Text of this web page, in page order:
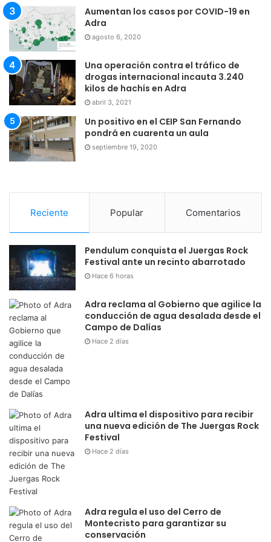
Aumentan los casos por COVID-19 en
Adra
agosto 6, 2020
Una operación contra el tráfico de
drogas internacional incauta 3.240
kilos de hachís en Adra
abril 3, 2021
Un positivo en el CEIP San Fernando
pondrá en cuarenta un aula
septiembre 19, 2020
Reciente Popular Comentarios
Pendulum conquista el Juergas Rock
Festival ante un recinto abarrotado
Hace 6 horas
Adra reclama al Gobierno que agilice la
conducción de agua desalada desde el
Campo de Dalías
Hace 2 días
Adra ultima el dispositivo para recibir
una nueva edición de The Juergas Rock
Festival
Hace 2 días
Adra regula el uso del Cerro de
Montecristo para garantizar su
conservación